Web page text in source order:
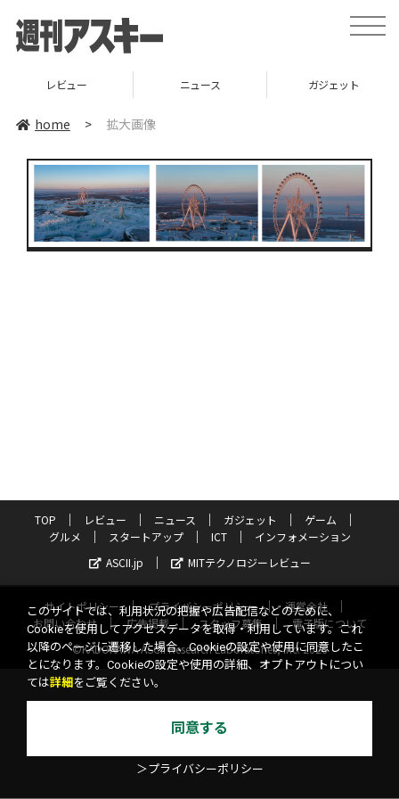
toggle
レビュー ニュース ガジェット
home > 拡大画像
TOP レビュー ニュース ガジェット
ゲーム
グルメ
スタートアップ ICT
インフォメーション
ASCII.jp
MITテクノロジーレビュー
サイトポリシー プライバシーポリシー
運営会社
お問い合わせ
広告掲載 スタッフ募集
電子版について
©KADOKAWA ASCII Research Laboratories, Inc. 2026
このサイトでは、利用状況の把握や広告配信などのために、
Cookieを使用してアクセスデータを取得・利用しています。これ
以降のページに遷移した場合、Cookieの設定や使用に同意したこ
とになります。Cookieの設定や使用の詳細、オプトアウトについ
ては詳細 をご覧ください。
同意する
＞プライバシーポリシー